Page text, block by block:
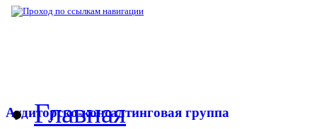
Аудиторско-консалтинговая группа
Главная